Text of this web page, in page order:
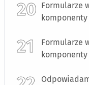
Formularze
komponenty
Formularze
komponenty